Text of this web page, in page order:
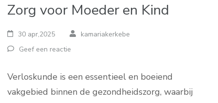
Zorg voor Moeder en Kind
30 apr,2025
kamariakerkebe
Geef een reactie
Verloskunde is een essentieel en boeiend
vakgebied binnen de gezondheidszorg, waarbij